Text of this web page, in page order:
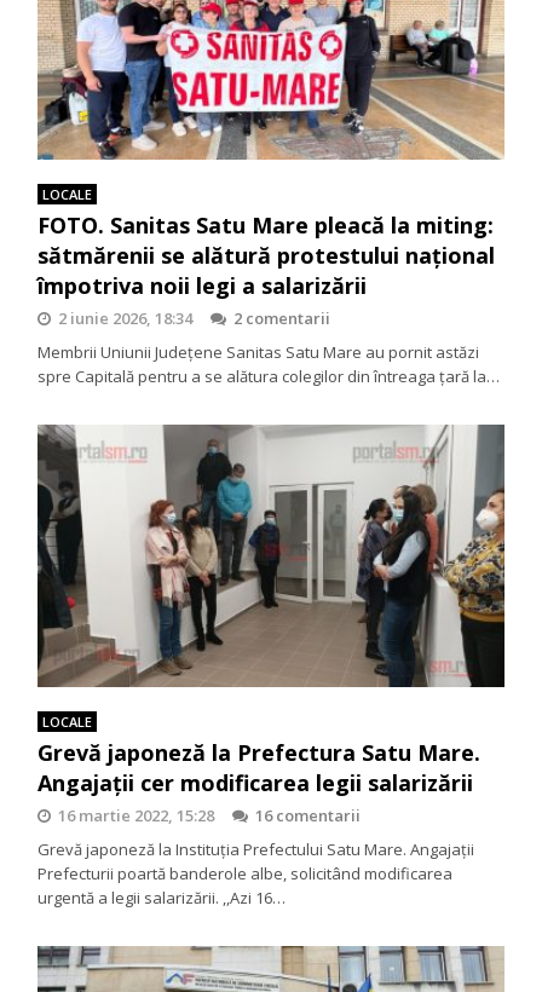
LOCALE
FOTO. Sanitas Satu Mare pleacă la miting:
sătmărenii se alătură protestului național
împotriva noii legi a salarizării
2 iunie 2026, 18:34
2 comentarii
Membrii Uniunii Județene Sanitas Satu Mare au pornit astăzi
spre Capitală pentru a se alătura colegilor din întreaga țară la…
LOCALE
Grevă japoneză la Prefectura Satu Mare.
Angajații cer modificarea legii salarizării
16 martie 2022, 15:28
16 comentarii
Grevă japoneză la Instituția Prefectului Satu Mare. Angajații
Prefecturii poartă banderole albe, solicitând modificarea
urgentă a legii salarizării. ,,Azi 16…